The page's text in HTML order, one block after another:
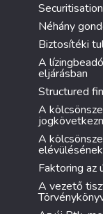
Néhány
Biztosítéki
A
eljárásban
Structured
A
A
Faktoring az
A vezető